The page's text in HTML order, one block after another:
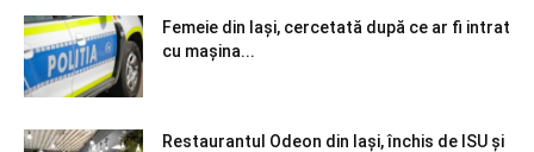
Femeie din Iași, cercetată după ce ar fi intrat
cu mașina...
Restaurantul Odeon din Iași, închis de ISU și